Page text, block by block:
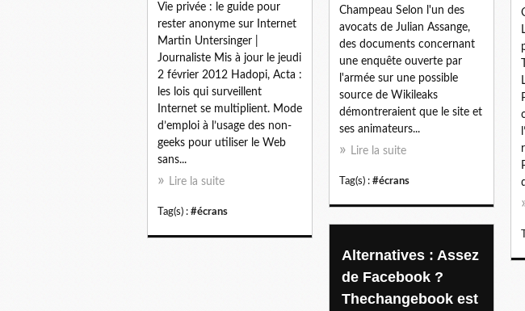
Champeau Selon l'un des
avocats de Julian Assange,
des documents concernant
une enquête ouverte par
l'armée sur une possible
source de Wikileaks
démontreraient que le site et
ses animateurs...
Lire la suite
Tag(s) : #écrans
Vie privée : le guide pour
rester anonyme sur Internet
Martin Untersinger |
Journaliste Mis à jour le jeudi
2 février 2012 Hadopi, Acta :
les lois qui surveillent
Internet se multiplient. Mode
d’emploi à l’usage des non-
geeks pour utiliser le Web
sans...
Lire la suite
Tag(s) : #écrans
Alternatives : Assez
de Facebook ?
Thechangebook est